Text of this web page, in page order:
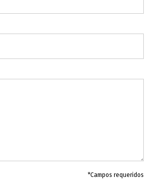
*Campos requeridos